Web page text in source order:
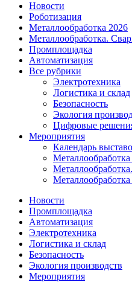
Новости
Роботизация
Металлообработка 2026
Металлообработка.
Промплощадка
Автоматизация
Все рубрики
Электротехника
Логистика и склад
Безопасность
Экология
Цифровые
Мероприятия
Календарь
Новости
Промплощадка
Автоматизация
Электротехника
Логистика и склад
Безопасность
Экология производств
Мероприятия